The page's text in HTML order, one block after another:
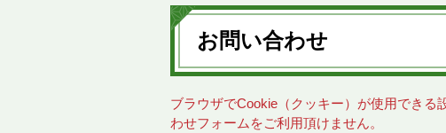
本
文
お問い合わせ
ブラウザでCookie（クッキー）が使用でき
わせフォームをご利用頂けません。